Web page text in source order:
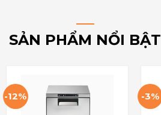
SẢN PHẨM NỔI BẬT
-12% -3%